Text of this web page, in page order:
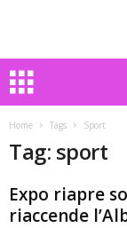
Home Tags Sport
Tag: sport
Expo riapre
riaccende